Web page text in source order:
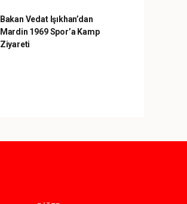
Bakan Vedat Işıkhan’dan
Mardin 1969 Spor’a Kamp
Ziyareti